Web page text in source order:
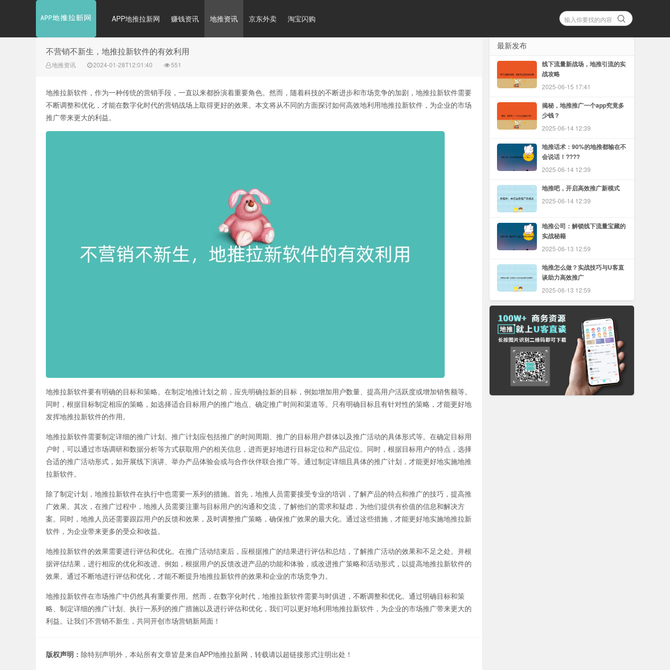
APP地推拉新网 赚钱资讯 地推资讯 京东外卖 淘宝闪购
不营销不新生，地推拉新软件的有效利用
地推资讯 2024-01-28T12:01:40 551
地推拉新软件，作为一种传统的营销手段，一直以来都扮演着重要角色。然而，随着科技的不断进步和市场竞争的加剧，地推拉新软件需要
不断调整和优化，才能在数字化时代的营销战场上取得更好的效果。本文将从不同的方面探讨如何高效地利用地推拉新软件，为企业的市场
推广带来更大的利益。
地推拉新软件要有明确的目标和策略。在制定地推计划之前，应先明确拉新的目标，例如增加用户数量、提高用户活跃度或增加销售额等。
同时，根据目标制定相应的策略，如选择适合目标用户的推广地点、确定推广时间和渠道等。只有明确目标且有针对性的策略，才能更好地
发挥地推拉新软件的作用。
地推拉新软件需要制定详细的推广计划。推广计划应包括推广的时间周期、推广的目标用户群体以及推广活动的具体形式等。在确定目标用
户时，可以通过市场调研和数据分析等方式获取用户的相关信息，进而更好地进行目标定位和产品定位。同时，根据目标用户的特点，选择
合适的推广活动形式，如开展线下演讲、举办产品体验会或与合作伙伴联合推广等。通过制定详细且具体的推广计划，才能更好地实施地推
拉新软件。
除了制定计划，地推拉新软件在执行中也需要一系列的措施。首先，地推人员需要接受专业的培训，了解产品的特点和推广的技巧，提高推
广效果。其次，在推广过程中，地推人员需要注重与目标用户的沟通和交流，了解他们的需求和疑虑，为他们提供有价值的信息和解决方
案。同时，地推人员还需要跟踪用户的反馈和效果，及时调整推广策略，确保推广效果的最大化。通过这些措施，才能更好地实施地推拉新
软件，为企业带来更多的受众和收益。
地推拉新软件的效果需要进行评估和优化。在推广活动结束后，应根据推广的结果进行评估和总结，了解推广活动的效果和不足之处。并根
据评估结果，进行相应的优化和改进。例如，根据用户的反馈改进产品的功能和体验，或改进推广策略和活动形式，以提高地推拉新软件的
效果。通过不断地进行评估和优化，才能不断提升地推拉新软件的效果和企业的市场竞争力。
地推拉新软件在市场推广中仍然具有重要作用。然而，在数字化时代，地推拉新软件需要与时俱进，不断调整和优化。通过明确目标和策
略、制定详细的推广计划、执行一系列的推广措施以及进行评估和优化，我们可以更好地利用地推拉新软件，为企业的市场推广带来更大的
利益。让我们不营销不新生，共同开创市场营销新局面！
版权声明： 除特别声明外，本站所有文章皆是来自APP地推拉新网，转载请以超链接形式注明出处！
最新发布
线下流量新战场，地推引流的实
战攻略
2025-06-15 17:41
揭秘，地推推广一个app究竟多
少钱？
2025-06-14 12:39
地推话术：90%的地推都输在不
会说话！????
2025-06-14 12:39
地推吧，开启高效推广新模式
2025-06-14 12:39
地推公司：解锁线下流量宝藏的
实战秘籍
2025-06-13 12:59
地推怎么做？实战技巧与U客直
谈助力高效推广
2025-06-13 12:59